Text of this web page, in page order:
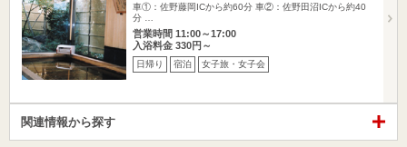
車①：佐野藤岡ICから約60分 車②：佐野田沼ICから約40
分 …
営業時間 11:00～17:00
入浴料金 330円～
日帰り 宿泊 女子旅・女子会
関連情報から探す